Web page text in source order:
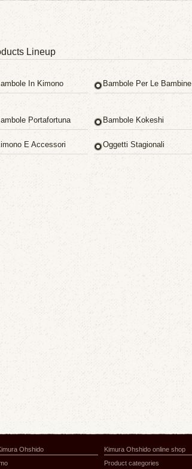
Lineup
In Kimono Bambole Per Le Bambine
Portafortuna Bambole Kokeshi
E Accessori Oggetti Stagionali
Ohshido
Kimura Ohshido online shop
Product categories